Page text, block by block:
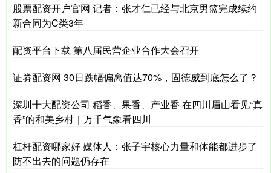
股票配资开户官网 记者：张才仁已经与北京男篮完成续约
新合同为C类3年
配资平台下载 第八届民营企业合作大会召开
证劵配资网 30日跌幅偏离值达70%，固德威到底怎么了？
深圳十大配资公司 稻香、果香、产业香 在四川眉山看见“真
香”的和美乡村｜万千气象看四川
杠杆配资哪家好 媒体人：张子宇核心力量和体能都进步了
防不出去的问题仍存在